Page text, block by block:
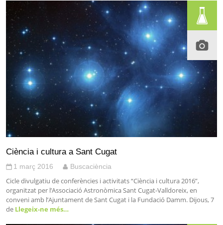
Ciència i cultura a Sant Cugat
1 març 2016 Buscaciència
Cicle divulgatiu de conferències i activitats “Ciència i cultura 2016”,
organitzat per l’Associació Astronòmica Sant Cugat-Valldoreix, en
conveni amb l’Ajuntament de Sant Cugat i la Fundació Damm. Dijous, 7
de Llegeix-ne més…